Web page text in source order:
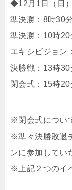
◆12月1日（日）
準決勝：8時30
準決勝：10時20
エキシビジョン
決勝戦：13時30
閉会式：15時
※閉会式につい
※準々決勝敗退
ンに参加してい
※上記２つのイ